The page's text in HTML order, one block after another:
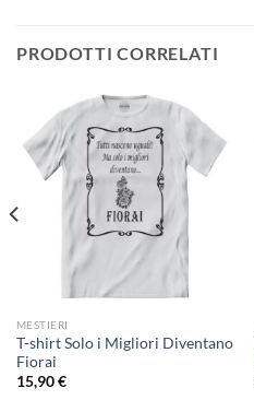
PRODOTTI CORRELATI
MESTIERI
T-shirt Solo i Migliori Diventano
Fiorai
15,90€